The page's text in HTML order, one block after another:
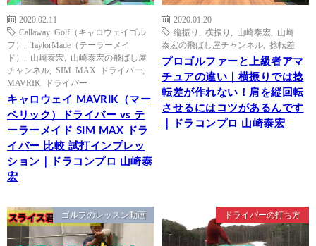
2020.02.11
Callaway Golf（キャロウェイゴル
フ）
TaylorMade（テーラーメイ
ド）
山崎泰宏
山崎泰宏の飛ばし屋
チャンネル
SIM MAX ドライバー
MAVRIK ドライバー
キャロウェイ MAVRIK（マー
ベリック）ドライバー vs テ
ーラーメイド SIM MAX ドラ
イバー 比較 試打インプレッ
ション｜ドラコンプロ 山崎泰
宏
2020.01.20
縦振り
横振り 山崎泰宏
山崎
泰宏の飛ばし屋チャンネル
️捻転差
プロゴルファーと上級者アマ
チュアの違い｜️横振りでは捻
転差が作れない！肩を縦回転
させるにはコツがあるんです
｜ドラコンプロ 山崎泰宏
ゴルフのレッスン動画 ドライバーの打ち方